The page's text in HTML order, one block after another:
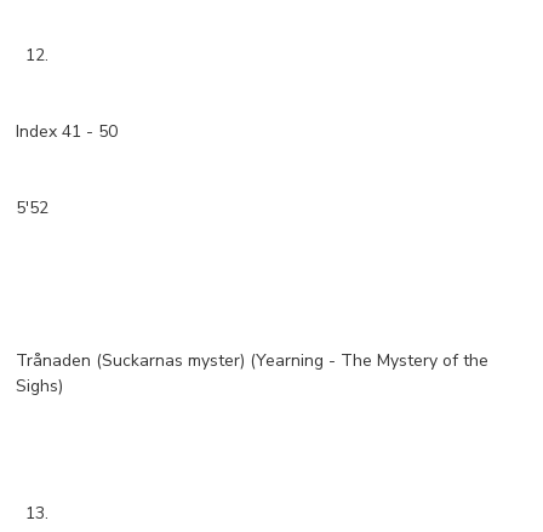
12.
Index 41 - 50
5'52
Trånaden (Suckarnas myster) (Yearning - The Mystery of the
Sighs)
13.